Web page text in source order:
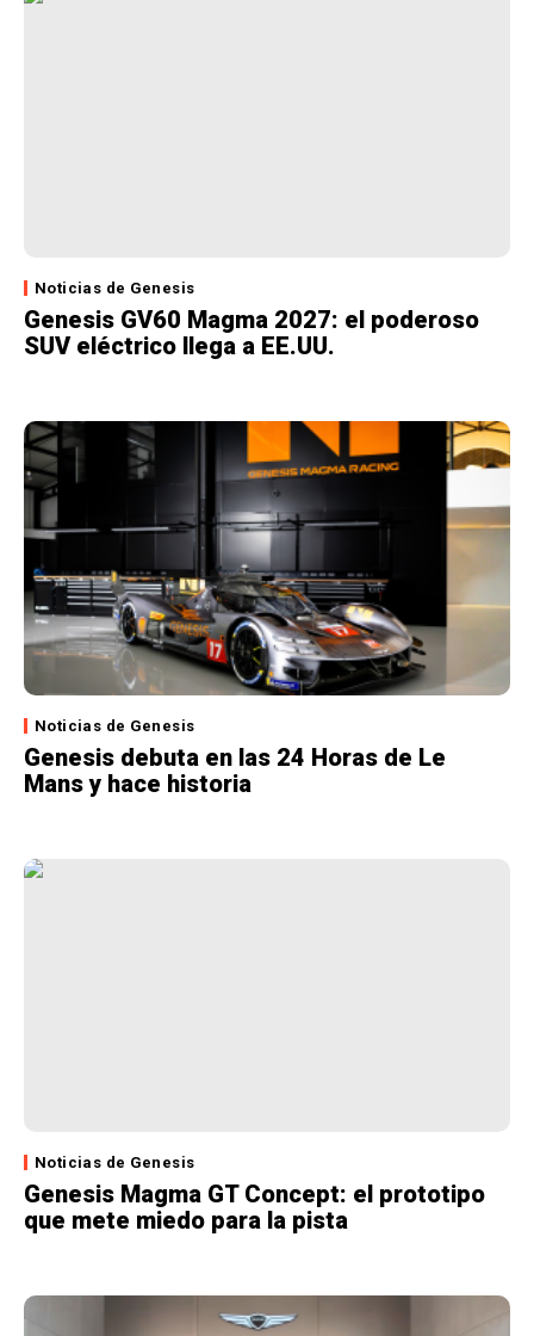
Noticias de Genesis
Genesis GV60 Magma 2027: el poderoso
SUV eléctrico llega a EE.UU.
Noticias de Genesis
Genesis debuta en las 24 Horas de Le
Mans y hace historia
Noticias de Genesis
Genesis Magma GT Concept: el prototipo
que mete miedo para la pista